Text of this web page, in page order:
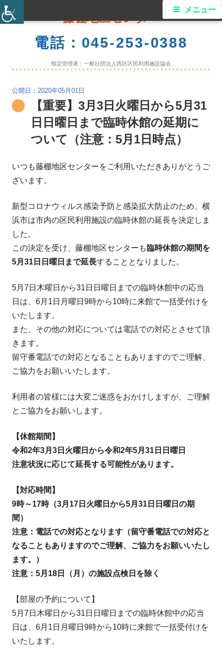
コ
ン
藤棚地区センター
電話：045-253-0388
指定管理者：一般社団法人西区区民利用施設協会
メ
メニュー
2020年05月01日
【重要】3月3日火曜日から5月31
日日曜日まで臨時休館の延期に
ついて（注意：5月1日時点）
いつも藤棚地区センターをご利用いただきありがとうご
ざいます。
新型コロナウィルス感染予防と感染拡大防止のため、横
浜市は市内の区民利用施設の臨時休館の延長を決定しま
した。
この決定を受け、藤棚地区センターも 臨時休館の期間を
5月31日日曜日まで延長することとなりました。
5月7日木曜日から31日日曜日までの臨時休館中の応当
日は、6月1日月曜日9時から10時に来館で一括受付けを
いたします。
また、その他の対応については電話での対応とさせて頂
きます。
留守番電話での対応となることもありますのでご理解、
ご協力をお願いいたします。
利用者の皆様には大変ご迷惑をおかけしますが、ご理解
とご協力をお願いします。
【休館期間】
令和2年3月3日火曜日から令和2年5月31日日曜日
注意状況に応じて延長する可能性があります。
【対応時間】
9時～17時（3月17日火曜日から5月31日日曜日の期
間）
注意：電話での対応となります（留守番電話での対応と
なることもありますのでご理解、ご協力をお願いいたし
ます。）
注意：5月18日（月）の施設点検日を除く
【部屋の予約について】
5月7日木曜日から31日日曜日までの臨時休館中の応当
日は、6月1日月曜日9時から10時に来館で一括受付けを
いたします。